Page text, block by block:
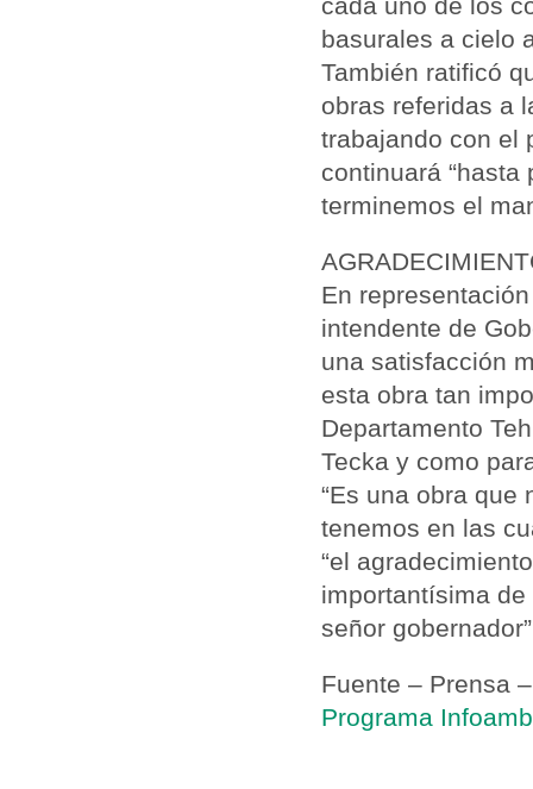
basurales a cielo
También ratificó
obras referidas a
trabajando con el
continuará
terminemos el
En
intendente de
una satisfacción
esta obra tan
Departamento
Tecka y como
“Es una obra que
tenemos en las
“el
importantísima
señor
Fuente – Prensa
Programa